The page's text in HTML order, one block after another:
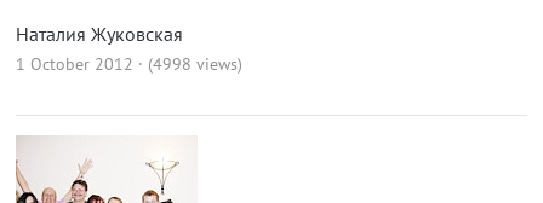
Наталия Жуковская
1 October 2012 · (4998 views)